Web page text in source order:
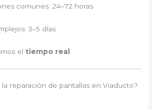
comunes: 24–72 horas
3–5 días
el tiempo real .
reparación de pantallas en Viaducto?